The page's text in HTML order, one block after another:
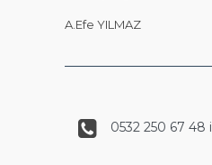
A.Efe YILMAZ
0532 250 67